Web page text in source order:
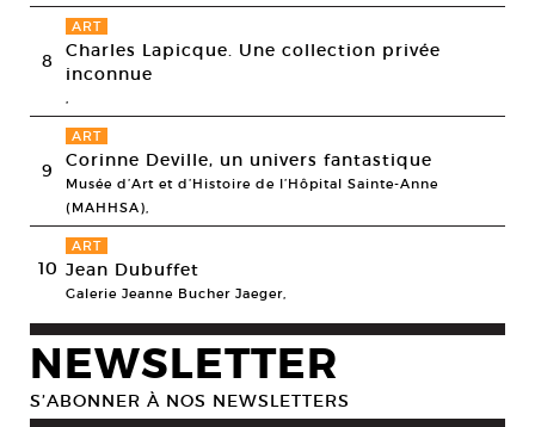
8
ART
Charles Lapicque. Une collection privée
inconnue
,
9
ART
Corinne Deville, un univers fantastique
Musée d’Art et d’Histoire de l’Hôpital Sainte-Anne
(MAHHSA),
10
ART
Jean Dubuffet
Galerie Jeanne Bucher Jaeger,
NEWSLETTER
S’ABONNER À NOS NEWSLETTERS